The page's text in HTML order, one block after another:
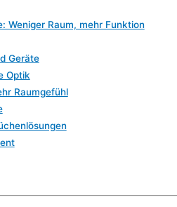
Weniger Raum, mehr Funktion
Geräte
Optik
Raumgefühl